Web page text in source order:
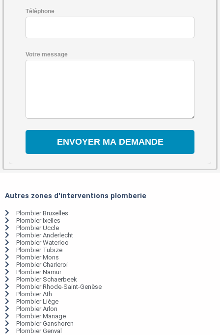
Téléphone
Votre message
Autres zones d'interventions plomberie
Plombier Bruxelles
Plombier Ixelles
Plombier Uccle
Plombier Anderlecht
Plombier Waterloo
Plombier Tubize
Plombier Mons
Plombier Charleroi
Plombier Namur
Plombier Schaerbeek
Plombier Rhode-Saint-Genèse
Plombier Ath
Plombier Liège
Plombier Arlon
Plombier Manage
Plombier Ganshoren
Plombier Genval